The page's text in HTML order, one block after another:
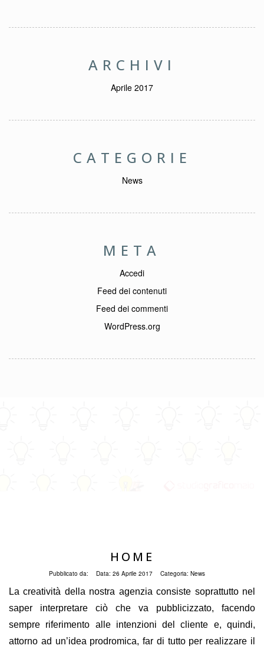
ARCHIVI
Aprile 2017
CATEGORIE
News
META
Accedi
Feed dei contenuti
Feed dei commenti
WordPress.org
HOME
Pubblicato da: Data: 26 Aprile 2017 Categoria: News
La creatività della nostra agenzia consiste soprattutto nel
saper interpretare ciò che va pubblicizzato, facendo
sempre riferimento alle intenzioni del cliente e, quindi,
attorno ad un’idea prodromica, far di tutto per realizzare il